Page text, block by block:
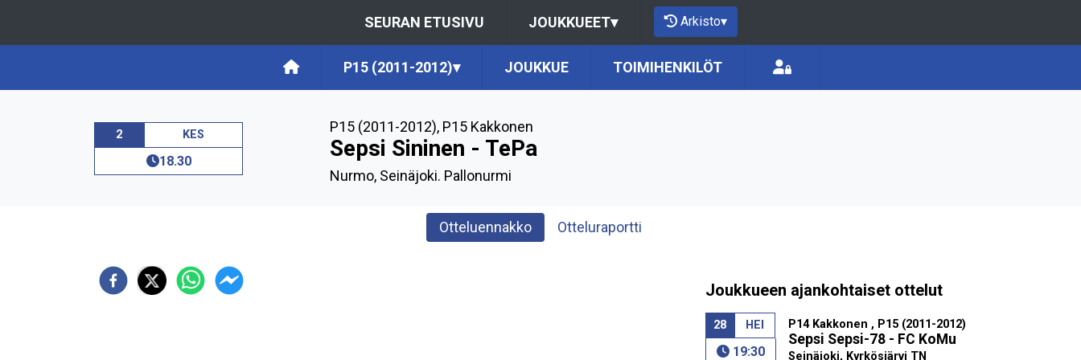
SEURAN ETUSIVU JOUKKUEET▾ Arkisto▾
P15 (2011-2012)▾ JOUKKUE TOIMIHENKILÖT
2 KES
18.30
P15 (2011-2012), P15 Kakkonen
Sepsi Sininen - TePa
Nurmo, Seinäjoki. Pallonurmi
Otteluennakko Otteluraportti
Joukkueen ajankohtaiset ottelut
28 HEI
19:30
P14 Kakkonen , P15 (2011-2012)
Sepsi Sepsi-78 - FC KoMu
Seinäjoki, Kyrkösjärvi TN